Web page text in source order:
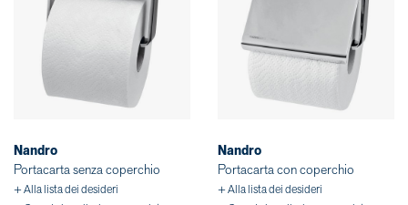
Nandro
Portacarta senza coperchio
+ Alla lista dei desideri
Nandro
Portacarta con coperchio
+ Alla lista dei desideri